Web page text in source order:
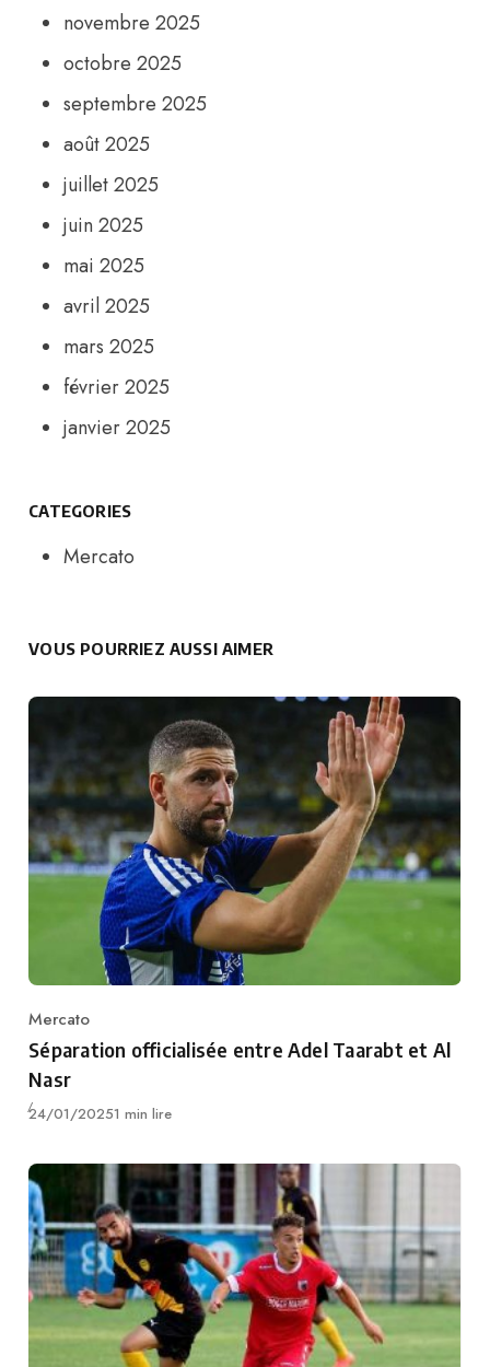
novembre 2025
octobre 2025
septembre 2025
août 2025
juillet 2025
juin 2025
mai 2025
avril 2025
mars 2025
février 2025
janvier 2025
CATEGORIES
Mercato
VOUS POURRIEZ AUSSI AIMER
Category
Mercato
Séparation officialisée entre Adel Taarabt et Al
Nasr
Publié
24/01/20251 min lire